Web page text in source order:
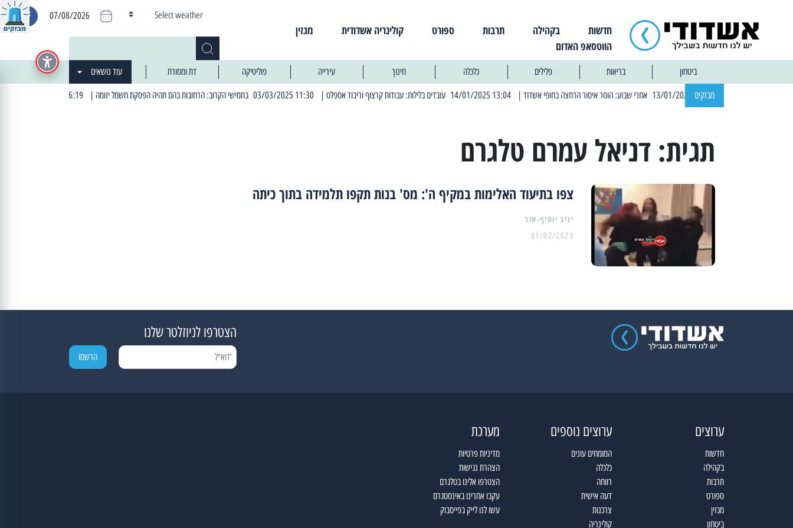
חדשות בקהילה תרבות ספורט קולינריה אשדודית
מגזין
הווטסאפ האדום
Select weather
07/08/2026
ביטחון בריאות פלילים כלכלה חינוך עירייה פוליטיקה דת ומסורת עוד נושאים
מבזקים | 13:04 14/01/2025 עובדים בלילות: עבודות קרצוף וריבוד אספלט | 11:30 03/03/2025 בחמישי הקרוב: הרחובות בהם תהיה הפסקת חשמל יזומה | 06:19 25/03/2024 "מה חדש בעיר": המדור שבו תתעדכנו על כל מה ש... חדש
תגית: דניאל עמרם טלגרם
צפו בתיעוד האלימות במקיף ה': מס' בנות תקפו תלמידה בתוך כיתה
יניב יוסיף-אור
01/02/2023
הצטרפו לניוזלטר שלנו
ערוצים
חדשות
בקהילה
תרבות
ספורט
מגזין
ביטחון
ערוצים נוספים
המומחים עונים
כלכלה
רווחה
דעה אישית
צרכנות
קולינריה
מערכת
מדיניות פרטיות
הצהרת נגישות
הצטרפו אלינו בטלגרם
עקבו אחרינו באינסטגרם
עשו לנו לייק בפייסבוק